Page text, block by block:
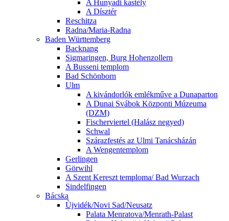
A Hunyadi kastély
A Dísztér
Reschitza
Radna/Maria-Radna
Baden Württemberg
Backnang
Sigmaringen, Burg Hohenzollern
A Busseni templom
Bad Schönborn
Ulm
A kivándorlók emlékműve a Dunaparton
A Dunai Svábok Központi Múzeuma
(DZM)
Fischerviertel (Halász negyed)
Schwal
Szárazfestés az Ulmi Tanácsházán
A Wengentemplom
Gerlingen
Görwihl
A Szent Kereszt temploma/ Bad Wurzach
Sindelfingen
Bácska
Ùjvidék/Novi Sad/Neusatz
Palata Menratova/Menrath-Palast